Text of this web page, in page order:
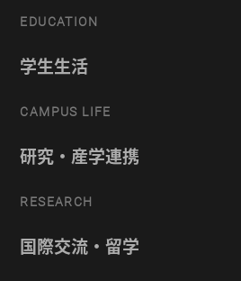
EDUCATION
学生生活
CAMPUS LIFE
研究・産学連携
RESEARCH
国際交流・留学